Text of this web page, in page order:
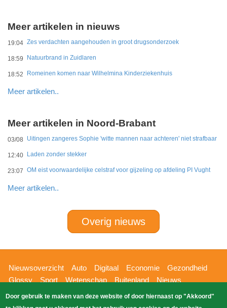
Meer artikelen in nieuws
19:04 Zes verdachten aangehouden in groot drugsonderzoek
18:59 Natuurbrand in Zuidlaren
18:52 Romeinen komen naar Wilhelmina Kinderziekenhuis
Meer artikelen..
Meer artikelen in Noord-Brabant
03/08 Uitingen zangeres Sophie 'witte mannen naar achteren' niet strafbaar
12:40 Laden zonder stekker
23:07 OM eist voorwaardelijke celstraf voor gijzeling op afdeling PI Vught
Meer artikelen..
Overig nieuws
Hoofdnavigatie
Nieuwsoverzicht Auto Digitaal Economie
Gezondheid
Glossy
Sport Wetenschap Buitenland
Nieuws
Bizzpress
Blik op 112 Provincies
Weekoverzicht
Zoeken
Copyright Blik Op Nieuws 2026gehost
Door gebruik te maken van deze website of door hiernaast op "Akkoord"